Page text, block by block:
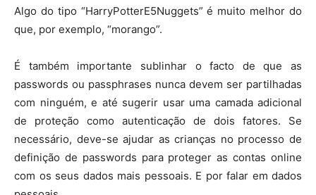
Algo do tipo “HarryPotterE5Nuggets” é muito melhor do
que, por exemplo, “morango”.
É também importante sublinhar o facto de que as
passwords ou passphrases nunca devem ser partilhadas
com ninguém, e até sugerir usar uma camada adicional
de proteção como autenticação de dois fatores. Se
necessário, deve-se ajudar as crianças no processo de
definição de passwords para proteger as contas online
com os seus dados mais pessoais. E por falar em dados